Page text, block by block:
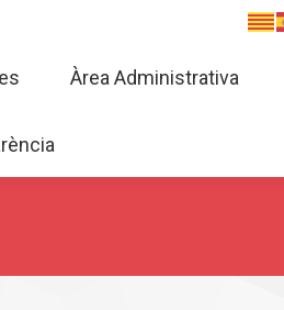
Àrea Administrativa
Àrea Administrativa